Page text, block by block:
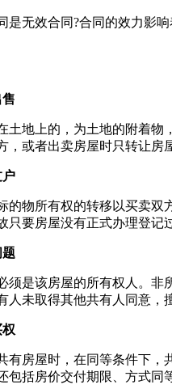
是无效合同?合同的效力影
土地上的，为土地的附着
，或者出卖房屋时只转让房
户
的物所有权的转移以买卖
只要房屋没有正式办理登记
题
须是该房屋的所有权人。
人未取得其他共有人同意，
有房屋时，在同等条件下，
包括房价交付期限、方式同